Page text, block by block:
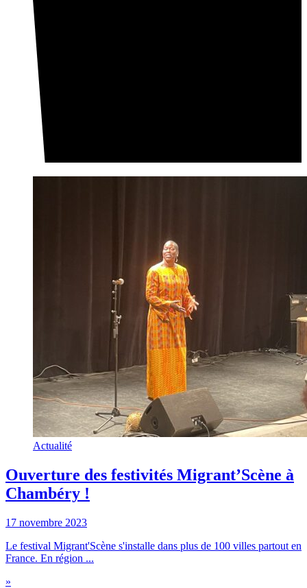
Actualité
Ouverture des festivités Migrant’Scène à
Chambéry !
17 novembre 2023
Le festival Migrant'Scène s'installe dans plus de 100 villes partout en
France. En région ...
»